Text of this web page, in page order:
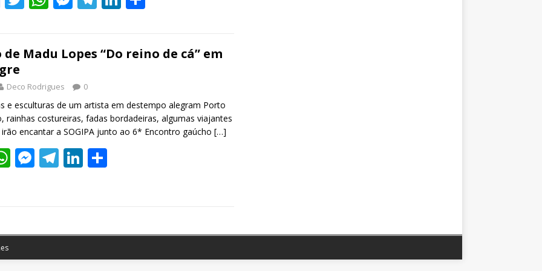
ac
b
o
o
k
w
er
h
s
p
p
e
e
g
er
el
gr
m
n
e
n
e
de Madu Lopes “Do reino de cá” em
Deco Rodrigues 0
e esculturas de um artista em destempo alegram Porto
rainhas costureiras, fadas bordadeiras, algumas viajantes
encantar a SOGIPA junto ao 6* Encontro gaúcho […]
W
h
A
p
M
e
n
g
T
el
a
m
Li
n
dI
n